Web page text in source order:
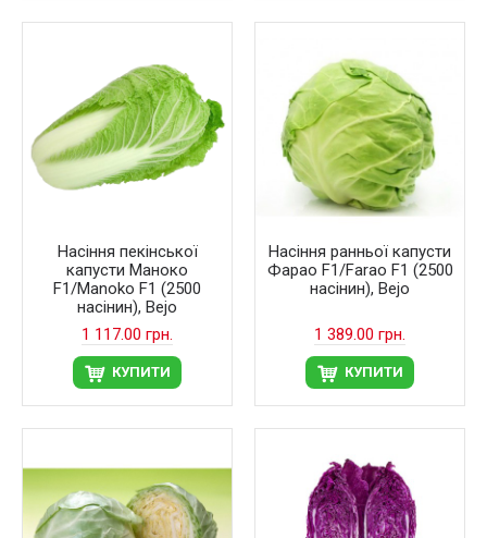
Насіння пекінської
капусти Маноко
F1/Manoko F1 (2500
насінин), Bejo
1 117.00 грн.
КУПИТИ
Насіння ранньої капусти
Фарао F1/Farao F1 (2500
насінин), Bejo
1 389.00 грн.
КУПИТИ